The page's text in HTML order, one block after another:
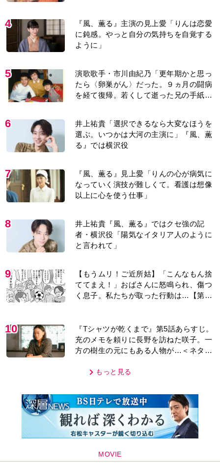
8
井上祐貴『風、薫る』ではクセ強の記
者・横沢役「陽気なイタリア人のように
と言われて」
9
【もうムリ！ご近所姑】「こんなもん捨
ててまえ！」おばさんに怒鳴られ、傷つ
く息子。私たちが取った行動は…【第3
10
『Tシャツが乾くまで』第5話あらすじ。
充のメモを頼りに長野を訪ねた咲子。一
もっと見る
編集部おすすめ